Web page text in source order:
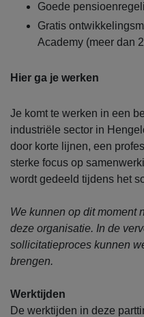
Goede
Gratis
Academy (meer dan
Hier ga je werken
Je komt te werken in een
industriële sector in
door korte lijnen, een
sterke focus op
wordt gedeeld tijdens het
We kunnen op dit moment
deze organisatie. In de
sollicitatieproces kunnen
brengen.
Werktijden
De werktijden in deze